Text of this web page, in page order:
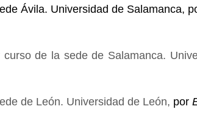
Ávila. Universidad de Salamanca,
de la sede de Salamanca.
de León. Universidad de León, por